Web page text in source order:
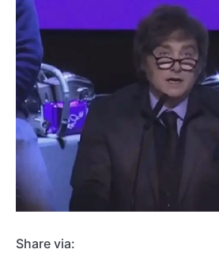
Share via: